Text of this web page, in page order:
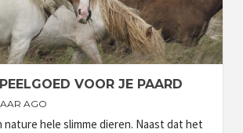
VOOR JE PAARD
AGO
nature hele slimme dieren. Naast dat het